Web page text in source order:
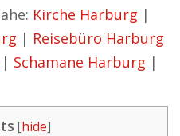
Kirche Harburg |
| Reisebüro Harburg
| Schamane Harburg |
[hide]